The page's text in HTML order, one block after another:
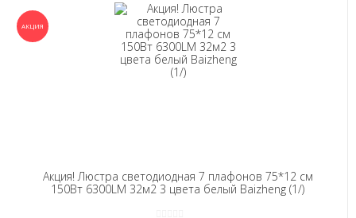
Акция! Люстра светодиодная 7 плафонов 75*12 см
150Вт 6300LM 32м2 3 цвета белый Baizheng (1/)